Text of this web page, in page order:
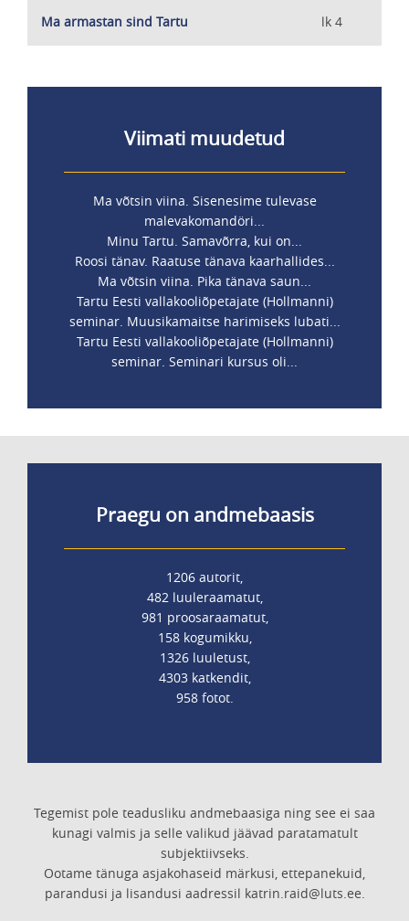
Ma armastan sind Tartu lk 4
Viimati muudetud
Ma võtsin viina. Sisenesime tulevase
malevakomandöri...
Minu Tartu. Samavõrra, kui on...
Roosi tänav. Raatuse tänava kaarhallides...
Ma võtsin viina. Pika tänava saun...
Tartu Eesti vallakooliõpetajate (Hollmanni)
seminar. Muusikamaitse harimiseks lubati...
Tartu Eesti vallakooliõpetajate (Hollmanni)
seminar. Seminari kursus oli...
Praegu on andmebaasis
1206 autorit,
482 luuleraamatut,
981 proosaraamatut,
158 kogumikku,
1326 luuletust,
4303 katkendit,
958 fotot.
Tegemist pole teadusliku andmebaasiga ning see ei saa
kunagi valmis ja selle valikud jäävad paratamatult
subjektiivseks.
Ootame tänuga asjakohaseid märkusi, ettepanekuid,
parandusi ja lisandusi aadressil katrin.raid@luts.ee.